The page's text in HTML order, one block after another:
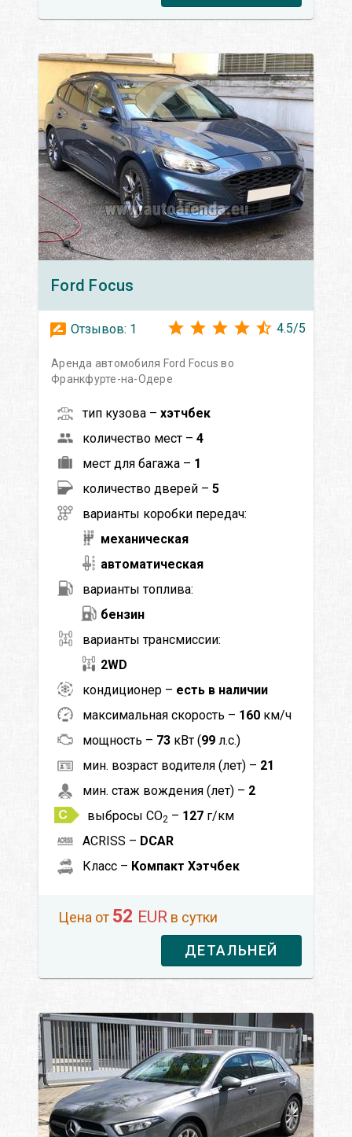
Ford Focus
Отзывов: 1 4.5/5
Аренда автомобиля Ford Focus во
Франкфурте-на-Одере
тип кузова – хэтчбек
количество мест – 4
мест для багажа – 1
количество дверей – 5
варианты коробки передач:
механическая
автоматическая
варианты топлива:
бензин
варианты трансмиссии:
2WD
кондиционер – есть в наличии
максимальная скорость – 160 км/ч
мощность – 73 кВт (99 л.с.)
мин. возраст водителя (лет) – 21
мин. стаж вождения (лет) – 2
выбросы CO2 – 127 г/км
ACRISS – DCAR
Класс – Компакт Хэтчбек
Цена от 52 EUR в сутки
ДЕТАЛЬНЕЙ